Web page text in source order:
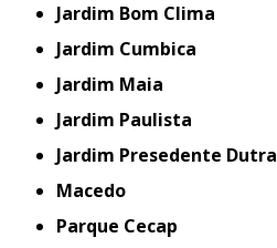
Jardim Bom Clima
Jardim Cumbica
Jardim Maia
Jardim Paulista
Jardim Presedente Dutra
Macedo
Parque Cecap